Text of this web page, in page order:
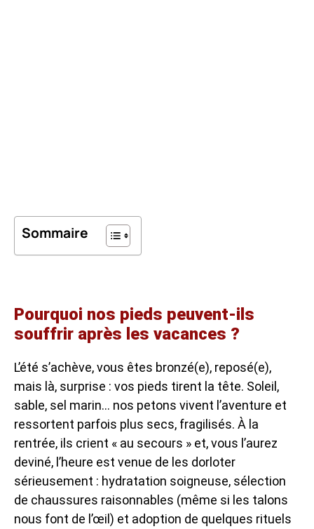
Sommaire
Pourquoi nos pieds peuvent-ils
souffrir après les vacances ?
L’été s’achève, vous êtes bronzé(e), reposé(e),
mais là, surprise : vos pieds tirent la tête. Soleil,
sable, sel marin… nos petons vivent l’aventure et
ressortent parfois plus secs, fragilisés. À la
rentrée, ils crient « au secours » et, vous l’aurez
deviné, l’heure est venue de les dorloter
sérieusement : hydratation soigneuse, sélection
de chaussures raisonnables (même si les talons
nous font de l’œil) et adoption de quelques rituels